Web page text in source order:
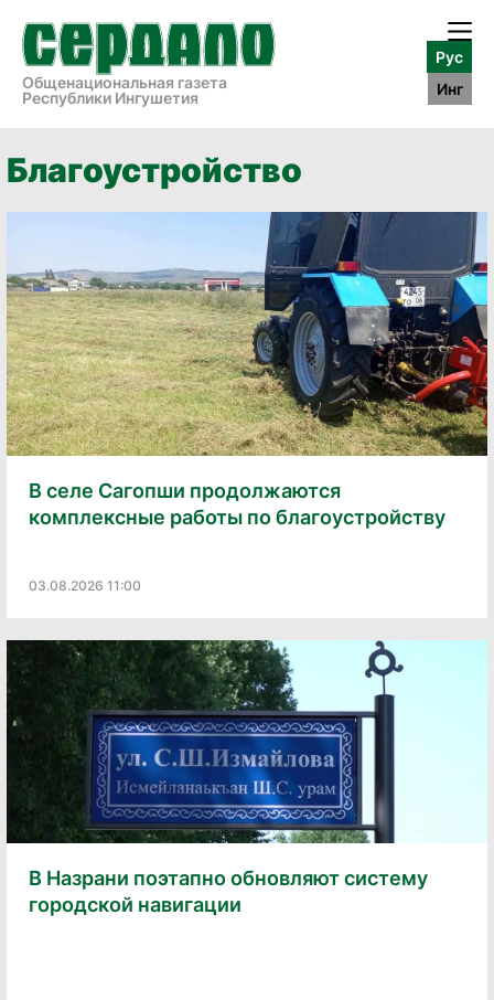
Общенациональная газета
Республики Ингушетия
Рус
Инг
Благоустройство
В селе Сагопши продолжаются
комплексные работы по благоустройству
03.08.2026 11:00
В Назрани поэтапно обновляют систему
городской навигации